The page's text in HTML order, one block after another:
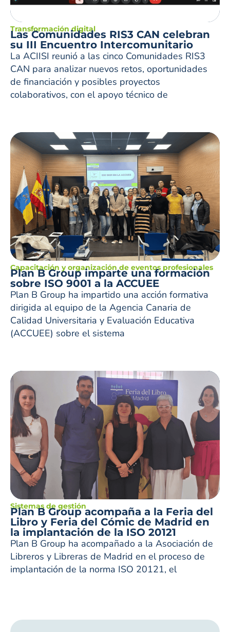
Transformación digital
Las Comunidades RIS3 CAN celebran
su III Encuentro Intercomunitario
La ACIISI reunió a las cinco Comunidades RIS3
CAN para analizar nuevos retos, oportunidades
de financiación y posibles proyectos
colaborativos, con el apoyo técnico de
Capacitación y organización de eventos profesionales
Plan B Group imparte una formación
sobre ISO 9001 a la ACCUEE
Plan B Group ha impartido una acción formativa
dirigida al equipo de la Agencia Canaria de
Calidad Universitaria y Evaluación Educativa
(ACCUEE) sobre el sistema
Sistemas de gestión
Plan B Group acompaña a la Feria del
Libro y Feria del Cómic de Madrid en
la implantación de la ISO 20121
Plan B Group ha acompañado a la Asociación de
Libreros y Libreras de Madrid en el proceso de
implantación de la norma ISO 20121, el